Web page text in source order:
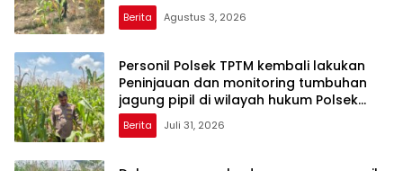
Berita Agustus 3, 2026
Personil Polsek TPTM kembali lakukan
Peninjauan dan monitoring tumbuhan
jagung pipil di wilayah hukum Polsek
TPTM
Berita Juli 31, 2026